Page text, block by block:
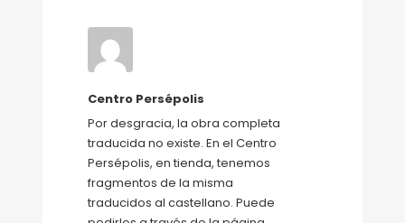
Centro Persépolis
Por desgracia, la obra completa
traducida no existe. En el Centro
Persépolis, en tienda, tenemos
fragmentos de la misma
traducidos al castellano. Puede